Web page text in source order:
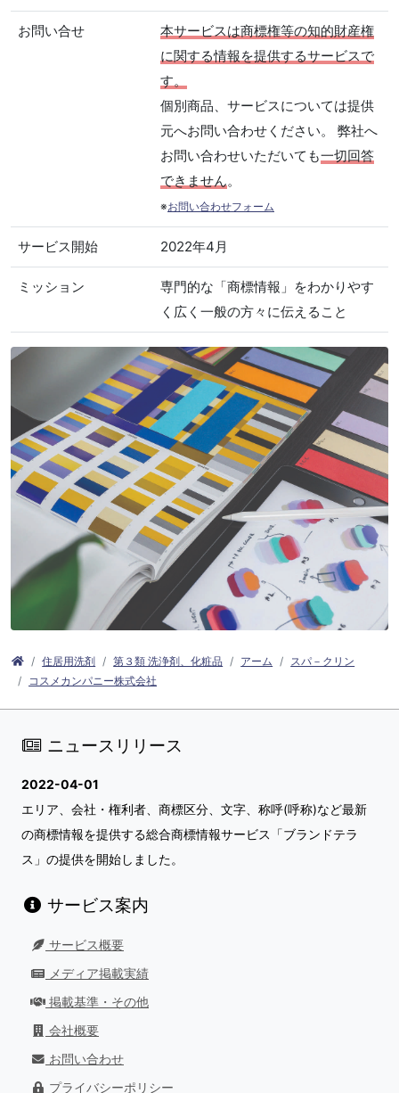
お問い合せ
本サービスは商標権等の知的財産権
に関する情報を提供するサービスで
す。
個別商品、サービスについては提供
元へお問い合わせください。 弊社へ
お問い合わせいただいても一切回答
できません。
※お問い合わせフォーム
サービス開始 2022年4月
ミッション
専門的な「商標情報」をわかりやす
く広く一般の方々に伝えること
住居用洗剤 第３類 洗浄剤、化粧品 アーム
スパ－クリン
コスメカンパニー株式会社
ニュースリリース
2022-04-01
エリア、会社・権利者、商標区分、文字、称呼(呼称)など最新
の商標情報を提供する総合商標情報サービス「ブランドテラ
ス」の提供を開始しました。
サービス案内
サービス概要
メディア掲載実績
掲載基準・その他
会社概要
お問い合わせ
プライバシーポリシー